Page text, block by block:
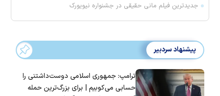
جدیدترین فیلم مانی حقیقی در جشنواره نیویورک
پیشنهاد سردبیر
ترامپ: جمهوری اسلامی دوست‌داشتنی را
حسابی می‌کوبیم | برای بزرگ‌ترین حمله